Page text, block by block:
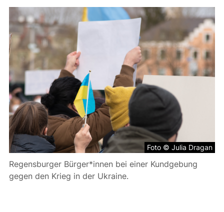
Foto © Julia Dragan
Regensburger Bürger*innen bei einer Kundgebung
gegen den Krieg in der Ukraine.